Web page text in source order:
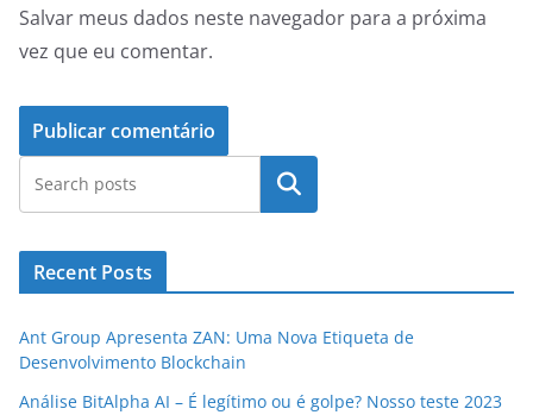
Salvar meus dados neste navegador para a próxima
vez que eu comentar.
Pesquisar
Recent Posts
Ant Group Apresenta ZAN: Uma Nova Etiqueta de
Desenvolvimento Blockchain
Análise BitAlpha AI – É legítimo ou é golpe? Nosso teste 2023